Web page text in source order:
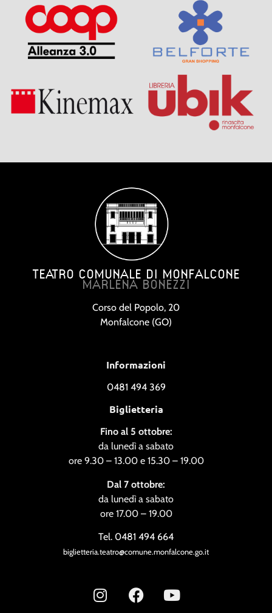
TEATRO COMUNALE DI MONFALCONE
MARLENA BONEZZI
Corso del Popolo, 20
Monfalcone (GO)
Informazioni
0481 494 369
Biglietteria
Fino al 5 ottobre:
da lunedì a sabato
ore 9.30 – 13.00 e 15.30 – 19.00
Dal 7 ottobre:
da lunedì a sabato
ore 17.00 – 19.00
Tel. 0481 494 664
biglietteria.teatro@comune.monfalcone.go.it